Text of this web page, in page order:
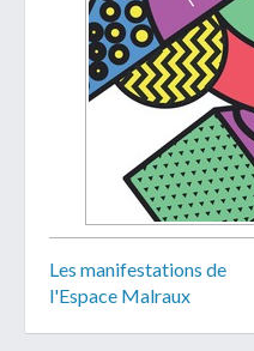
Les manifestations de
l'Espace Malraux